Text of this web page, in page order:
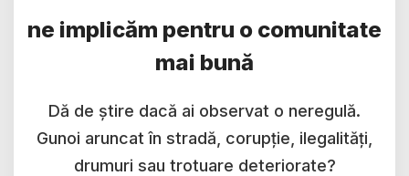
ne implicăm pentru o comunitate
mai bună
Dă de știre dacă ai observat o neregulă.
Gunoi aruncat în stradă, corupție, ilegalități,
drumuri sau trotuare deteriorate?